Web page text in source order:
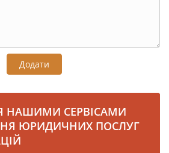
Додати
НАШИМИ СЕРВІСАМИ
ЮРИДИЧНИХ ПОСЛУГ